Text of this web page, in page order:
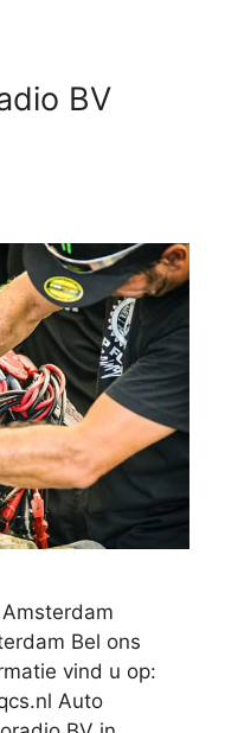
BV
Bel ons
vind u op:
Auto